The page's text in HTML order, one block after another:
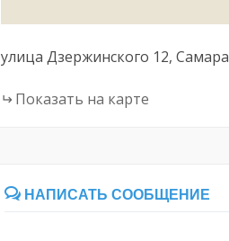
улица Дзержинского 12 Самара
Показать на карте
НАПИСАТЬ СООБЩЕНИЕ